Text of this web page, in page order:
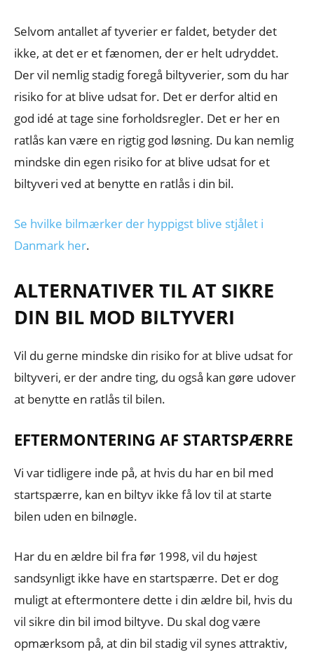
Selvom antallet af tyverier er faldet, betyder det
ikke, at det er et fænomen, der er helt udryddet.
Der vil nemlig stadig foregå biltyverier, som du har
risiko for at blive udsat for. Det er derfor altid en
god idé at tage sine forholdsregler. Det er her en
ratlås kan være en rigtig god løsning. Du kan nemlig
mindske din egen risiko for at blive udsat for et
biltyveri ved at benytte en ratlås i din bil.
Se hvilke bilmærker der hyppigst blive stjålet i
Danmark her.
ALTERNATIVER TIL AT SIKRE
DIN BIL MOD BILTYVERI
Vil du gerne mindske din risiko for at blive udsat for
biltyveri, er der andre ting, du også kan gøre udover
at benytte en ratlås til bilen.
EFTERMONTERING AF STARTSPÆRRE
Vi var tidligere inde på, at hvis du har en bil med
startspærre, kan en biltyv ikke få lov til at starte
bilen uden en bilnøgle.
Har du en ældre bil fra før 1998, vil du højest
sandsynligt ikke have en startspærre. Det er dog
muligt at eftermontere dette i din ældre bil, hvis du
vil sikre din bil imod biltyve. Du skal dog være
opmærksom på, at din bil stadig vil synes attraktiv,